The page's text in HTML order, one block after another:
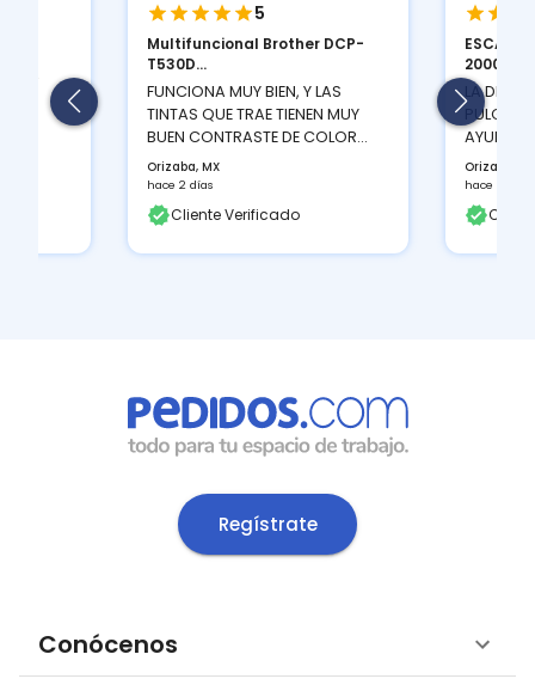
5
Multifuncional Brother DCP-
T530D...
FUNCIONA MUY BIEN, Y LAS
TINTAS QUE TRAE TIENEN MUY
BUEN CONTRASTE DE COLOR...
Orizaba, MX
hace 2 días
Cliente Verificado
2000 S...
LA
AYUDA A
Orizaba,
hace 2 días
Regístrate
Conócenos